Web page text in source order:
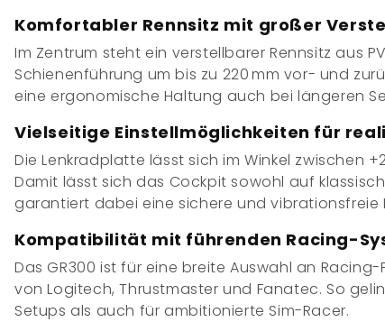
Komfortabler Rennsitz mit großer
Im Zentrum steht ein verstellbarer Rennsitz aus
Schienenführung um bis zu 220 mm vor- und
eine ergonomische Haltung auch bei längeren
Vielseitige Einstellmöglichkeiten für
Die Lenkradplatte lässt sich im Winkel zwischen
Damit lässt sich das Cockpit sowohl auf
garantiert dabei eine sichere und vibrationsfreie
Kompatibilität mit führenden Racing-
Das GR300 ist für eine breite Auswahl an
von Logitech, Thrustmaster und Fanatec. So
Setups als auch für ambitionierte Sim-Racer.